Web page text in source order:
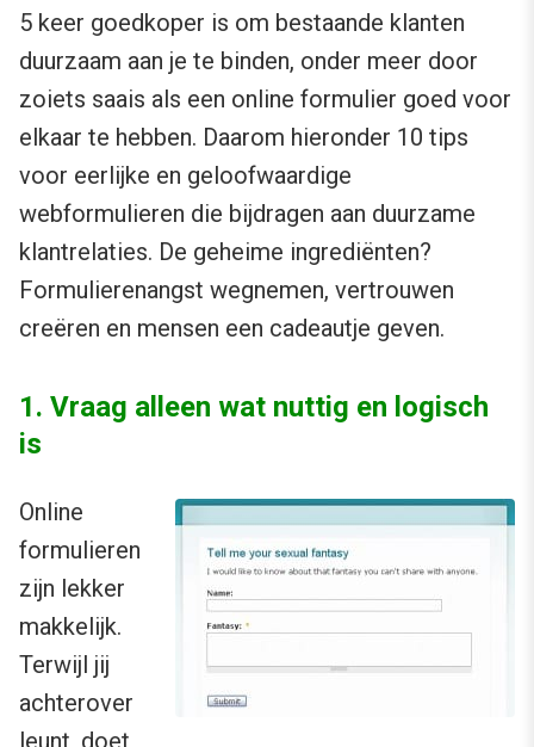
5 keer goedkoper is om bestaande klanten
duurzaam aan je te binden, onder meer door
zoiets saais als een online formulier goed voor
elkaar te hebben. Daarom hieronder 10 tips
voor eerlijke en geloofwaardige
webformulieren die bijdragen aan duurzame
klantrelaties. De geheime ingrediënten?
Formulierenangst wegnemen, vertrouwen
creëren en mensen een cadeautje geven.
1. Vraag alleen wat nuttig en logisch
is
Online
formulieren
zijn lekker
makkelijk.
Terwijl jij
achterover
leunt, doet